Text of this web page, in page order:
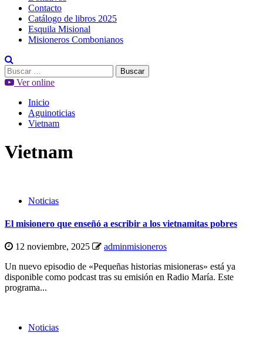
Contacto
Catálogo de libros 2025
Esquila Misional
Misioneros Combonianos
Buscar:
Ver online
Inicio
Aguinoticias
Vietnam
Vietnam
Noticias
El misionero que enseñó a escribir a los vietnamitas pobres
12 noviembre, 2025
adminmisioneros
Un nuevo episodio de «Pequeñas historias misioneras» está ya
disponible como podcast tras su emisión en Radio María. Este
programa...
Noticias